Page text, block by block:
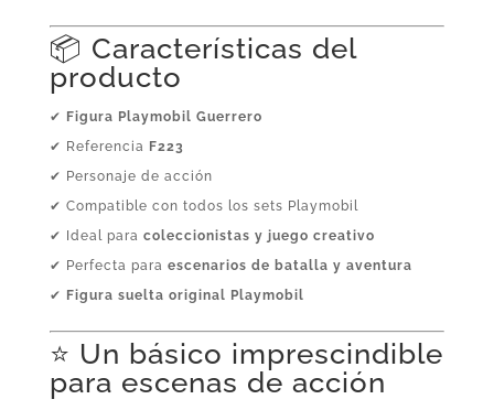
📦 Características del
producto
✔ Figura Playmobil Guerrero
✔ Referencia F223
✔ Personaje de acción
✔ Compatible con todos los sets Playmobil
✔ Ideal para coleccionistas y juego creativo
✔ Perfecta para escenarios de batalla y aventura
✔ Figura suelta original Playmobil
⭐ Un básico imprescindible
para escenas de acción